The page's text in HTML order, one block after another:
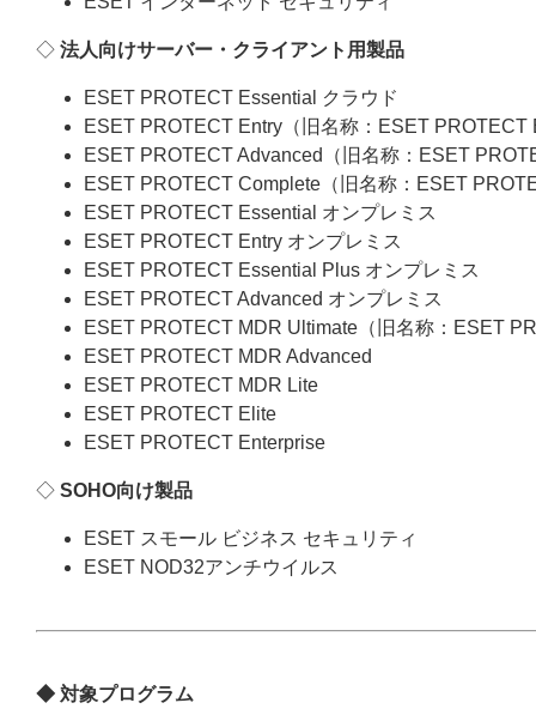
◇ 法人向けサーバー・クライアント用製品
ESET PROTECT Essential クラウド
ESET PROTECT Entry（旧名称：ESET PROTECT
ESET PROTECT Advanced（旧名称：ESET
ESET PROTECT Complete（旧名称：ESET
ESET PROTECT Essential オンプレミス
ESET PROTECT Entry オンプレミス
ESET PROTECT Essential Plus オンプレミス
ESET PROTECT Advanced オンプレミス
ESET PROTECT MDR Ultimate（旧名称：ESET
ESET PROTECT MDR Advanced
ESET PROTECT MDR Lite
ESET PROTECT Elite
ESET PROTECT Enterprise
◇ SOHO向け製品
ESET スモール ビジネス セキュリティ
ESET NOD32アンチウイルス
◆ 対象プログラム